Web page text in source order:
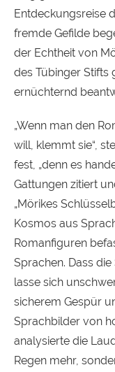
Entdeckungsreise
fremde Gefilde
der Echtheit von
des Tübinger Stifts
ernüchternd
„Wenn man den
will, klemmt sie“,
fest, „denn es
Gattungen zitiert
„Mörikes
Kosmos aus
Romanfiguren
Sprachen. Dass
lasse sich
sicherem Gespür
Sprachbilder von
analysierte die
Regen mehr,